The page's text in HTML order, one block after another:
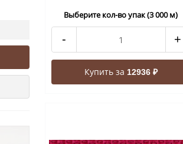
Выберите кол-во упак (3 000 м)
- +
Купить за 12936 ₽